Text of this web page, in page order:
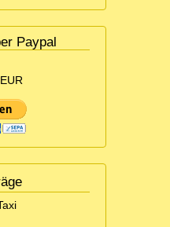
Paypal
EUR